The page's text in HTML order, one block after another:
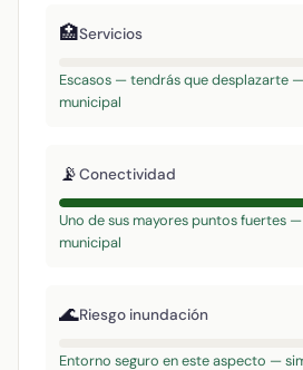
🏥Servicios
Escasos — tendrás que desplazarte
municipal
📡Conectividad
Uno de sus mayores puntos fuertes
municipal
🌊Riesgo inundación
Entorno seguro en este aspecto —